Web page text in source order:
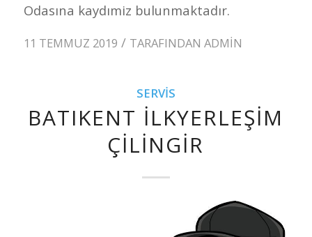
Odasına kaydımiz bulunmaktadır.
11 TEMMUZ 2019 / TARAFINDAN ADMIN
SERVIS
BATIKENT İLKYERLEŞIM
ÇILINGIR